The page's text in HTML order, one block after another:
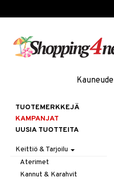
TUOTEMERKKEJÄ
KAMPANJAT
UUSIA TUOTTEITA
Keittiö & Tarjoilu
Aterimet
Kannut & Karahvit